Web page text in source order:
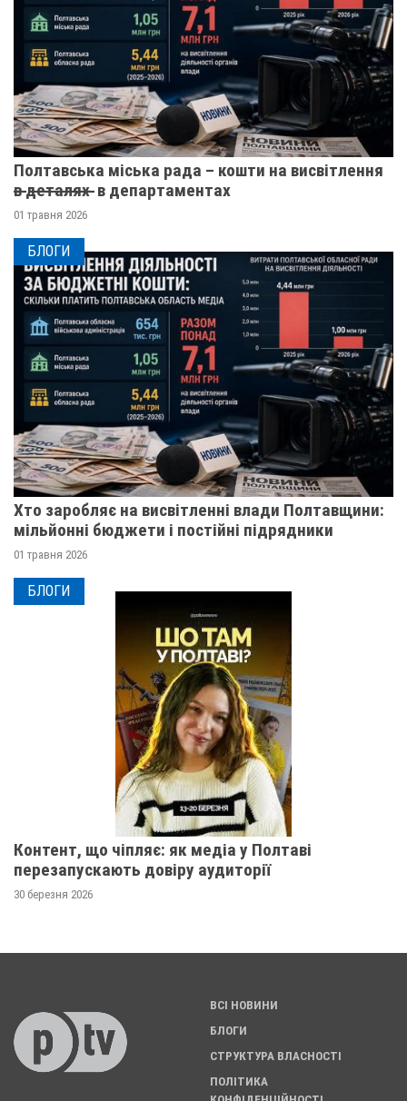
Полтавська міська рада – кошти на висвітлення
в̶ ̶д̶е̶т̶а̶л̶я̶х̶ ̶ в департаментах
01 травня 2026
БЛОГИ
Хто заробляє на висвітленні влади Полтавщини:
мільйонні бюджети і постійні підрядники
01 травня 2026
БЛОГИ
Контент, що чіпляє: як медіа у Полтаві
перезапускають довіру аудиторії
30 березня 2026
ВСІ НОВИНИ
БЛОГИ
СТРУКТУРА ВЛАСНОСТІ
ПОЛІТИКА